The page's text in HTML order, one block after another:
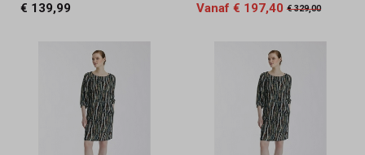
€ 139,99 Vanaf € 197,40 € 329,00